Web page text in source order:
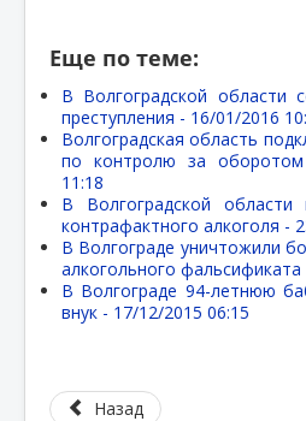
Еще по теме:
В Волгоградской области
преступления - 16/01/2016
Волгоградская область
по контролю за
11:18
В Волгоградской
контрафактного алкоголя -
В Волгограде уничтожили
алкогольного фальсификата
В Волгограде 94-летнюю
внук - 17/12/2015 06:15
Назад